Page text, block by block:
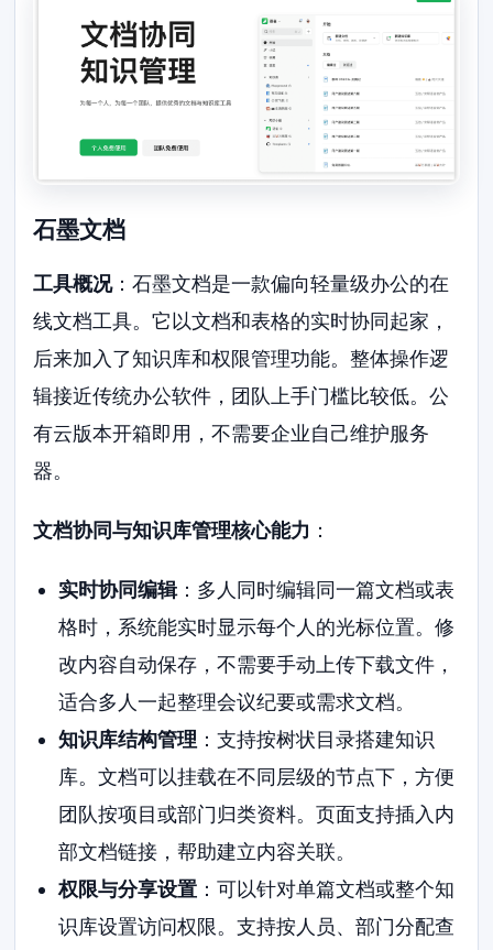
石墨文档
工具概况：石墨文档是一款偏向轻量级办公的在
线文档工具。它以文档和表格的实时协同起家，
后来加入了知识库和权限管理功能。整体操作逻
辑接近传统办公软件，团队上手门槛比较低。公
有云版本开箱即用，不需要企业自己维护服务
器。
文档协同与知识库管理核心能力 ：
实时协同编辑：多人同时编辑同一篇文档或表
格时，系统能实时显示每个人的光标位置。修
改内容自动保存，不需要手动上传下载文件，
适合多人一起整理会议纪要或需求文档。
知识库结构管理 ：支持按树状目录搭建知识
库。文档可以挂载在不同层级的节点下，方便
团队按项目或部门归类资料。页面支持插入内
部文档链接，帮助建立内容关联。
权限与分享设置：可以针对单篇文档或整个知
识库设置访问权限。支持按人员、部门分配查